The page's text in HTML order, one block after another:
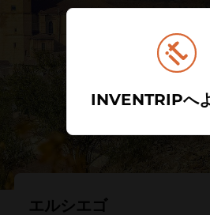
エルシエゴ
INVENTRIPへ